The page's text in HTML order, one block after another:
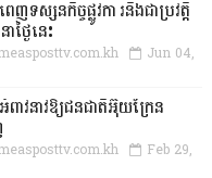
េញទស្សនកិច្ចផ្លូវកា រនិងជាប្រវត្តិ
ថ្ងៃនេះ
Jun 04,
ពាវនាវឱ្យជនជាតិអ៊ុយក្រែន
Feb 29,